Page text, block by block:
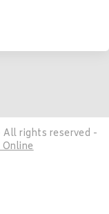
All rights reserved -